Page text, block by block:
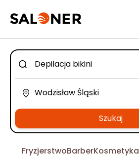
Szukaj
FryzjerstwoBarberKosmetyka